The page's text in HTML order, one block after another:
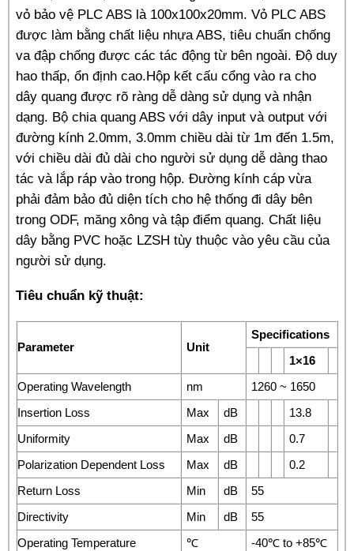
vỏ bảo vệ PLC ABS là 100x100x20mm. Vỏ PLC ABS
được làm bằng chất liệu nhựa ABS, tiêu chuẩn chống
va đập chống được các tác động từ bên ngoài. Độ duy
hao thấp, ổn định cao.Hộp kết cấu cổng vào ra cho
dây quang được rõ ràng dễ dàng sử dụng và nhận
dạng. Bộ chia quang ABS với dây input và output với
đường kính 2.0mm, 3.0mm chiều dài từ 1m đến 1.5m,
với chiều dài đủ dài cho người sử dụng dễ dàng thao
tác và lắp ráp vào trong hộp. Đường kính cáp vừa
phải đảm bảo đủ diện tích cho hệ thống đi dây bên
trong ODF, măng xông và tập điểm quang. Chất liệu
dây bằng PVC hoặc LZSH tùy thuộc vào yêu cầu của
người sử dụng.
Tiêu chuẩn kỹ thuật:
Parameter Unit
Specifications
1×16
Operating Wavelength
nm
1260 ~ 1650
Insertion Loss
Max dB
13.8
Uniformity
Max dB
0.7
Polarization Dependent Loss
Max dB
0.2
Return Loss
Min dB
55
Directivity
Min dB
55
Operating Temperature
℃
-40℃ to +85℃